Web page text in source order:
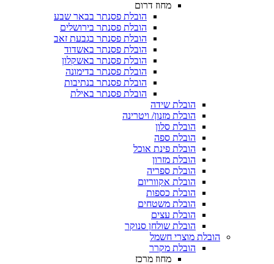
הובלת פסנתר בבאר שבע
הובלת פסנתר בירושלים
הובלת פסנתר בגבעת זאב
הובלת פסנתר באשדוד
הובלת פסנתר באשקלון
הובלת פסנתר בדימונה
הובלת פסנתר בנתיבות
הובלת פסנתר באילת
הובלת מזנון/ ויטרינה
הובלת פינת אוכל
הובלת ספריה
הובלת אקווריום
הובלת כספות​
הובלת משטחים​
הובלת שולחן סנוקר​
מוצרי חשמל